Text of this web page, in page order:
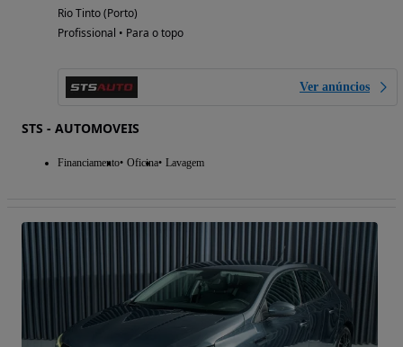
Rio Tinto (Porto)
Profissional • Para o topo
Ver anúncios
STS - AUTOMOVEIS
Financiamento Oficina Lavagem